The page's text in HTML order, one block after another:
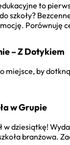
to
szkoły?
Porównuję
– Z Dotykiem
miejsce, by
w Grupie
w dziesiątkę!
branżowa.